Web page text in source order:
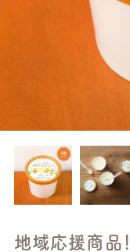
地域応援商品！